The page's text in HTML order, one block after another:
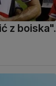
z boiska".